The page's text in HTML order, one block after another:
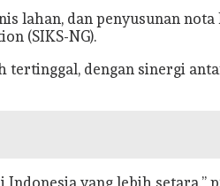
lahan, dan penyusunan
(SIKS-NG).
tertinggal, dengan sinergi
yang lebih setara,”